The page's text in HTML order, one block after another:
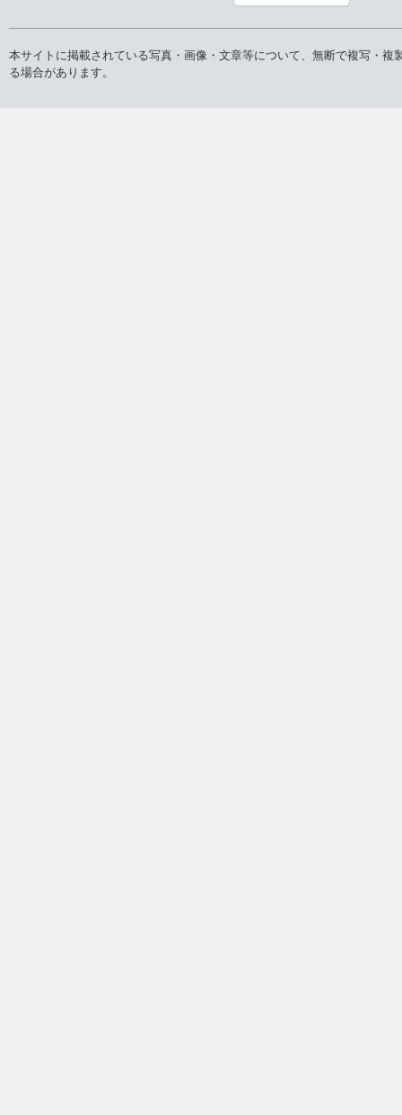
本サイトに掲載されている写真・画像・文章等について、無断で複写・
る場合があります。